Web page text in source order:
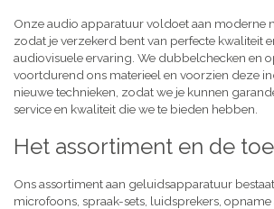
Onze audio apparatuur voldoet aan moderne
zodat je verzekerd bent van perfecte kwaliteit
audiovisuele ervaring. We dubbelchecken en
voortdurend ons materieel en voorzien deze
nieuwe technieken, zodat we je kunnen
service en kwaliteit die we te bieden hebben.
Het assortiment en de
Ons assortiment aan geluidsapparatuur
microfoons, spraak-sets, luidsprekers, opname